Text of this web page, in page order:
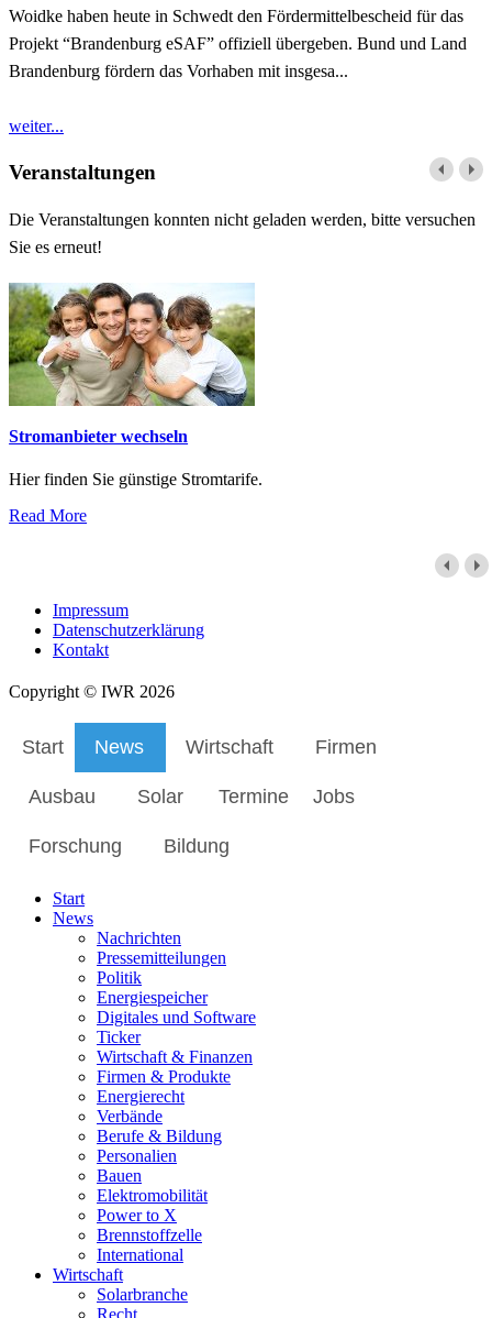
Woidke haben heute in Schwedt den Fördermittelbescheid für das
Projekt “Brandenburg eSAF” offiziell übergeben. Bund und Land
Brandenburg fördern das Vorhaben mit insgesa...
weiter...
Veranstaltungen
Die Veranstaltungen konnten nicht geladen werden, bitte versuchen
Sie es erneut!
Stromanbieter wechseln
Hier finden Sie günstige Stromtarife.
Read More
Impressum
Datenschutzerklärung
Kontakt
Copyright © IWR 2026
Start News Wirtschaft Firmen
Ausbau Solar Termine Jobs
Forschung Bildung
Start
News
Nachrichten
Pressemitteilungen
Politik
Energiespeicher
Digitales und Software
Ticker
Wirtschaft & Finanzen
Firmen & Produkte
Energierecht
Verbände
Berufe & Bildung
Personalien
Bauen
Elektromobilität
Power to X
Brennstoffzelle
International
Wirtschaft
Solarbranche
Recht